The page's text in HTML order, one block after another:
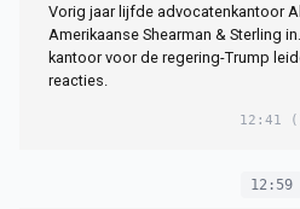
Vorig jaar lijfde advocatenkantoor
Amerikaanse Shearman & Sterling
kantoor voor de regering-Trump
reacties.
12:41
12:59